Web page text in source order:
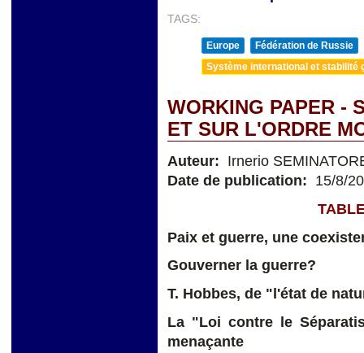
TAGS:
Europe
Fédération de Russie
Système international et stabilité
WORKING PAPER -
ET SUR L'ORDRE
Auteur: Irnerio
Date de publication: 15/8/
Paix et guerre, une
Gouverner la guerre?
T. Hobbes, de "l'état de
La "Loi contre le
menaçante